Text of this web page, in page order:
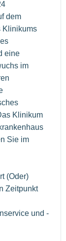
dem
Klinikums
eine
im
Klinikum
Sie im
(Oder)
Zeitpunkt
und -